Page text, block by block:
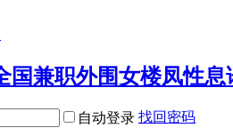
自动登录 找回密码